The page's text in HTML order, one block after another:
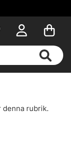
rubrik.